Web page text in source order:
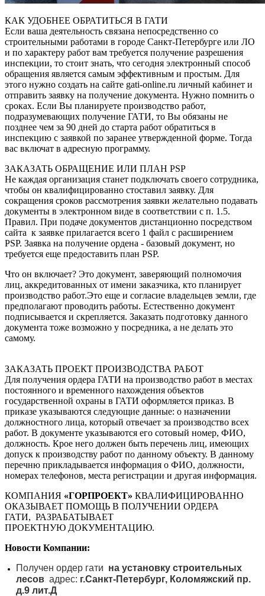
КАК УДОБНЕЕ ОБРАТИТЬСЯ В ГАТИ
Если ваша деятельность связана непосредственно со
строительными работами в городе Санкт-Петербурге или ЛО
и по характеру работ вам требуется получение разрешения
инспекции, то стоит знать, что сегодня электронный способ
обращения является самым эффективным и простым. Для
этого нужно создать на сайте gati-online.ru личный кабинет и
отправить заявку на получение документа. Нужно помнить о
сроках. Если Вы планируете производство работ,
подразумевающих получение ГАТИ, то Вы обязаны не
позднее чем за 90 дней до старта работ обратиться в
инспекцию с заявкой по заранее утвержденной форме. Тогда
вас включат в адресную программу.
ЗАКАЗАТЬ ОБРАЩЕНИЕ ИЛИ ПЛАН PSP
Не каждая организация станет подключать своего сотрудника,
чтобы он квалифицированно стоставил заявку. Для
сокращения сроков рассмотрения заявки желательно подавать
документы в электронном виде в соответствии с п. 1.5.
Правил. При подаче документов дистанционно посредством
сайта к заявке прилагается всего 1 файл с расширением
PSP. Заявка на получение ордена - базовый документ, но
требуется еще предоставить план PSP.
Что он включает? Это документ, заверяющий полномочия
лиц, аккредитованных от имени заказчика, кто планирует
производство работ.Это еще и согласие владельцев земли, где
предполагают проводить работы. Естественно документ
подписывается и скрепляется. Заказать подготовку данного
документа тоже возможно у посредника, а не делать это
самому.
ЗАКАЗАТЬ ПРОЕКТ ПРОИЗВОДСТВА РАБОТ
Для получения ордера ГАТИ на производство работ в местах
постоянного и временного нахождения объектов
государственной охраны в ГАТИ оформляется приказ. В
приказе указываются следующие данные: о назначении
должностного лица, который отвечает за производство всех
работ. В документе указываются его сотовый номер, ФИО,
должность. Крое него должен быть перечень лиц, имеющих
допуск к производству работ по данному объекту. В данному
перечню прикладывается информация о ФИО, должности,
номерах телефонов, места регистрации и другая информация.
КОМПАНИЯ «ГОРПРОЕКТ» КВАЛИФИЦИРОВАННО
ОКАЗЫВАЕТ ПОМОЩЬ В ПОЛУЧЕНИИ ОРДЕРА
ГАТИ, РАЗРАБАТЫВАЕТ
ПРОЕКТНУЮ ДОКУМЕНТАЦИЮ.
Новости Компании:
Получен ордер гати на установку строительных
лесов адрес: г.Санкт-Петербург, Коломяжский пр.
д.9 лит.Д